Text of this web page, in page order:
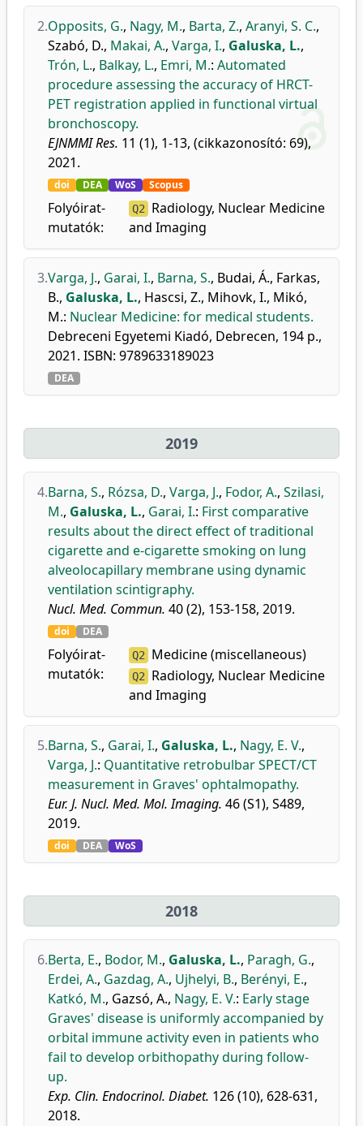
2.Opposits, G., Nagy, M., Barta, Z., Aranyi, S. C.,
Szabó, D., Makai, A., Varga, I., Galuska, L.,
Trón, L., Balkay, L., Emri, M.: Automated
procedure assessing the accuracy of HRCT-
PET registration applied in functional virtual
bronchoscopy.
EJNMMI Res. 11 (1), 1-13, (cikkazonosító: 69),
2021.
doi DEA WoS Scopus
Folyóirat-
mutatók:
Q2 Radiology, Nuclear Medicine
and Imaging
3.Varga, J., Garai, I., Barna, S., Budai, Á., Farkas,
B., Galuska, L., Hascsi, Z., Mihovk, I., Mikó,
M.: Nuclear Medicine: for medical students.
Debreceni Egyetemi Kiadó, Debrecen, 194 p.,
2021. ISBN: 9789633189023
DEA
2019
4.Barna, S., Rózsa, D., Varga, J., Fodor, A., Szilasi,
M., Galuska, L., Garai, I.: First comparative
results about the direct effect of traditional
cigarette and e-cigarette smoking on lung
alveolocapillary membrane using dynamic
ventilation scintigraphy.
Nucl. Med. Commun. 40 (2), 153-158, 2019.
doi DEA
Folyóirat-
mutatók:
Q2 Medicine (miscellaneous)
Q2 Radiology, Nuclear Medicine
and Imaging
5.Barna, S., Garai, I., Galuska, L., Nagy, E. V.,
Varga, J.: Quantitative retrobulbar SPECT/CT
measurement in Graves' ophtalmopathy.
Eur. J. Nucl. Med. Mol. Imaging. 46 (S1), S489,
2019.
doi DEA WoS
2018
6.Berta, E., Bodor, M., Galuska, L., Paragh, G.,
Erdei, A., Gazdag, A., Ujhelyi, B., Berényi, E.,
Katkó, M., Gazsó, A., Nagy, E. V.: Early stage
Graves' disease is uniformly accompanied by
orbital immune activity even in patients who
fail to develop orbithopathy during follow-
up.
Exp. Clin. Endocrinol. Diabet. 126 (10), 628-631,
2018.